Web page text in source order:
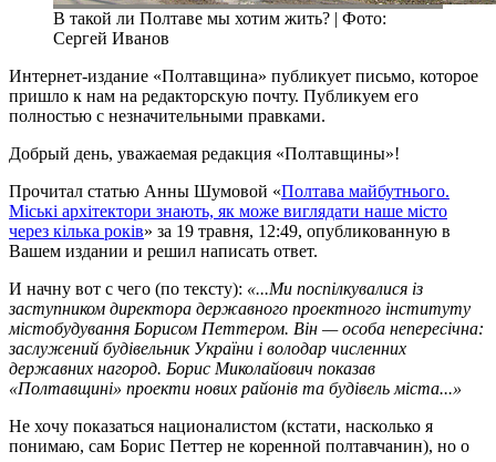
В такой ли Полтаве мы хотим жить? | Фото:
Сергей Иванов
Интернет-издание «Полтавщина» публикует письмо, которое
пришло к нам на редакторскую почту. Публикуем его
полностью с незначительными правками.
Добрый день, уважаемая редакция «Полтавщины»!
Прочитал статью Анны Шумовой «Полтава майбутнього.
Міські архітектори знають, як може виглядати наше місто
через кілька років» за 19 травня, 12:49, опубликованную в
Вашем издании и решил написать ответ.
И начну вот с чего (по тексту): «...Ми поспілкувалися із
заступником директора державного проектного інституту
містобудування Борисом Петтером. Він — особа непересічна:
заслужений будівельник України і володар численних
державних нагород. Борис Миколайович показав
«Полтавщині» проекти нових районів та будівель міста...»
Не хочу показаться националистом (кстати, насколько я
понимаю, сам Борис Петтер не коренной полтавчанин), но о